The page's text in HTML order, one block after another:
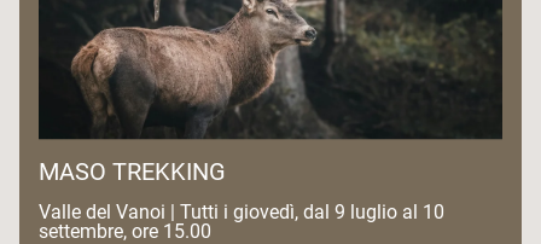
MASO TREKKING
Valle del Vanoi | Tutti i giovedì, dal 9 luglio al 10
settembre, ore 15.00